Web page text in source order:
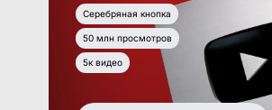
Серебряная кнопка
50 млн просмотров
5к видео